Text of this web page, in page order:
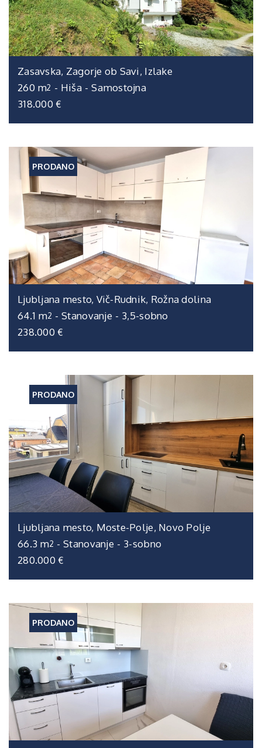
Zasavska, Zagorje ob Savi, Izlake
260 m2 - Hiša - Samostojna
318.000 €
PRODANO
Ljubljana mesto, Vič-Rudnik, Rožna dolina
64.1 m2 - Stanovanje - 3,5-sobno
238.000 €
PRODANO
Ljubljana mesto, Moste-Polje, Novo Polje
66.3 m2 - Stanovanje - 3-sobno
280.000 €
PRODANO